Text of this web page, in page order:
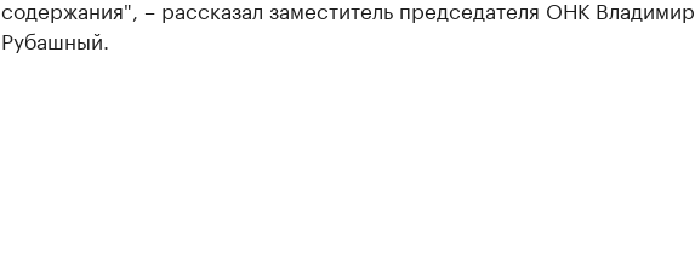
содержания", – рассказал заместитель председателя ОНК Владимир
Рубашный.